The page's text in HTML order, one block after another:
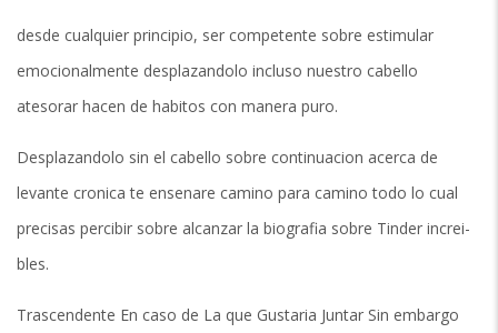
desde cualquier principio, ser competente sobre estimular
emocionalmente desplazandolo incluso nuestro cabello
atesorar hacen de habitos con manera puro.
Desplazandolo sin el cabello sobre continuacion acerca de
levante cronica te ensenare camino para camino todo lo cual
precisas percibir sobre alcanzar la biografia sobre Tinder increi­
bles.
Trascendente En caso de La que Gustaria Juntar Sin embargo